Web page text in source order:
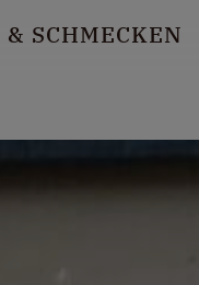
& SCHMECKEN